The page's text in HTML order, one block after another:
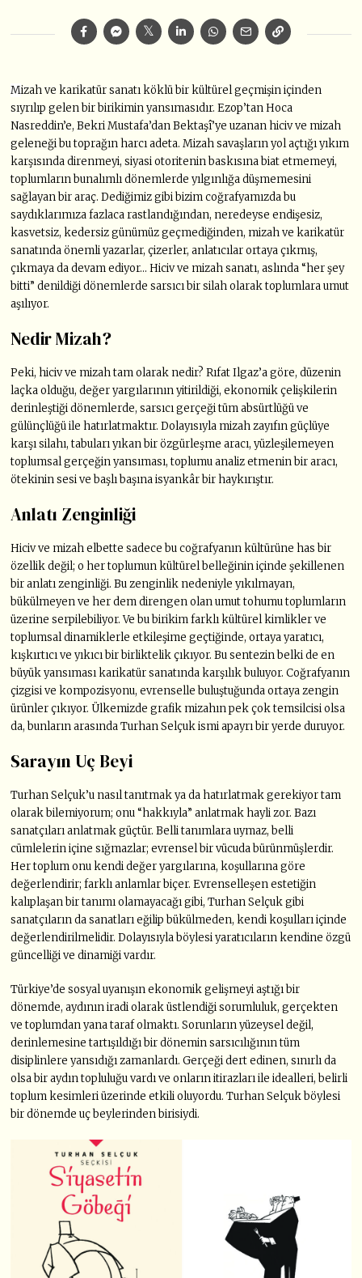
Mizah ve karikatür sanatı köklü bir kültürel geçmişin içinden
sıyrılıp gelen bir birikimin yansımasıdır. Ezop’tan Hoca
Nasreddin’e, Bekri Mustafa’dan Bektaşî’ye uzanan hiciv ve mizah
geleneği bu toprağın harcı adeta. Mizah savaşların yol açtığı yıkım
karşısında direnmeyi, siyasi otoritenin baskısına biat etmemeyi,
toplumların bunalımlı dönemlerde yılgınlığa düşmemesini
sağlayan bir araç. Dediğimiz gibi bizim coğrafyamızda bu
saydıklarımıza fazlaca rastlandığından, neredeyse endişesiz,
kasvetsiz, kedersiz günümüz geçmediğinden, mizah ve karikatür
sanatında önemli yazarlar, çizerler, anlatıcılar ortaya çıkmış,
çıkmaya da devam ediyor… Hiciv ve mizah sanatı, aslında “her şey
bitti” denildiği dönemlerde sarsıcı bir silah olarak toplumlara umut
aşılıyor.
Nedir Mizah?
Peki, hiciv ve mizah tam olarak nedir? Rıfat Ilgaz’a göre, düzenin
laçka olduğu, değer yargılarının yitirildiği, ekonomik çelişkilerin
derinleştiği dönemlerde, sarsıcı gerçeği tüm absürtlüğü ve
gülünçlüğü ile hatırlatmaktır. Dolayısıyla mizah zayıfın güçlüye
karşı silahı, tabuları yıkan bir özgürleşme aracı, yüzleşilemeyen
toplumsal gerçeğin yansıması, toplumu analiz etmenin bir aracı,
ötekinin sesi ve başlı başına isyankâr bir haykırıştır.
Anlatı Zenginliği
Hiciv ve mizah elbette sadece bu coğrafyanın kültürüne has bir
özellik değil; o her toplumun kültürel belleğinin içinde şekillenen
bir anlatı zenginliği. Bu zenginlik nedeniyle yıkılmayan,
bükülmeyen ve her dem direngen olan umut tohumu toplumların
üzerine serpilebiliyor. Ve bu birikim farklı kültürel kimlikler ve
toplumsal dinamiklerle etkileşime geçtiğinde, ortaya yaratıcı,
kışkırtıcı ve yıkıcı bir birliktelik çıkıyor. Bu sentezin belki de en
büyük yansıması karikatür sanatında karşılık buluyor. Coğrafyanın
çizgisi ve kompozisyonu, evrenselle buluştuğunda ortaya zengin
ürünler çıkıyor. Ülkemizde grafik mizahın pek çok temsilcisi olsa
da, bunların arasında Turhan Selçuk ismi apayrı bir yerde duruyor.
Sarayın Uç Beyi
Turhan Selçuk’u nasıl tanıtmak ya da hatırlatmak gerekiyor tam
olarak bilemiyorum; onu “hakkıyla” anlatmak hayli zor. Bazı
sanatçıları anlatmak güçtür. Belli tanımlara uymaz, belli
cümlelerin içine sığmazlar; evrensel bir vücuda bürünmüşlerdir.
Her toplum onu kendi değer yargılarına, koşullarına göre
değerlendirir; farklı anlamlar biçer. Evrenselleşen estetiğin
kalıplaşan bir tanımı olamayacağı gibi, Turhan Selçuk gibi
sanatçıların da sanatları eğilip bükülmeden, kendi koşulları içinde
değerlendirilmelidir. Dolayısıyla böylesi yaratıcıların kendine özgü
güncelliği ve dinamiği vardır.
Türkiye’de sosyal uyanışın ekonomik gelişmeyi aştığı bir
dönemde, aydının iradi olarak üstlendiği sorumluluk, gerçekten
ve toplumdan yana taraf olmaktı. Sorunların yüzeysel değil,
derinlemesine tartışıldığı bir dönemin sarsıcılığının tüm
disiplinlere yansıdığı zamanlardı. Gerçeği dert edinen, sınırlı da
olsa bir aydın topluluğu vardı ve onların itirazları ile idealleri, belirli
toplum kesimleri üzerinde etkili oluyordu. Turhan Selçuk böylesi
bir dönemde uç beylerinden birisiydi.